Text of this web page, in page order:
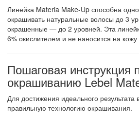
Линейка Materia Make-Up способна
окрашивать натуральные волосы до 3
окрашенные — до 2 уровней. Эта
6% окислителем и не наносится на кожу
Пошаговая инструкция
окрашиванию Lebel
Для достижения идеального результата
правильную технологию окрашивания.